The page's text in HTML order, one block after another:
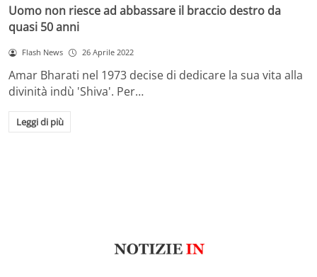
Uomo non riesce ad abbassare il braccio destro da
quasi 50 anni
Flash News 26 Aprile 2022
Amar Bharati nel 1973 decise di dedicare la sua vita alla
divinità indù 'Shiva'. Per…
Leggi di più